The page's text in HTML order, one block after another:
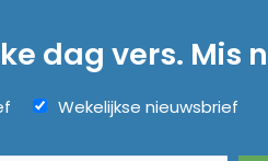
dag vers. Mis
Wekelijkse nieuwsbrief